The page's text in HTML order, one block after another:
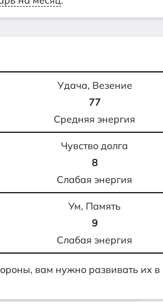
Удача, Везение
77
Средняя энергия
Чувство долга
8
Слабая энергия
Ум, Память
9
Слабая энергия
вам нужно развивать их в